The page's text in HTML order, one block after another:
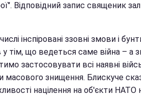
Відповідний запис священик
інспіровані ззовні змови і
у тім, що ведеться саме війна – а
застосовувати всі наявні
масового знищення. Блискуче
націлення на об'єкти НАТО